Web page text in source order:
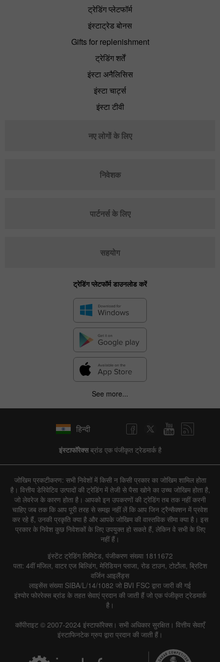
ट्रेडिंग प्लेटफॉर्म
इंस्टाट्रेड बोनस
Gifts for replenishment
ट्रेडिंग शर्तें
इंस्टा अनैलिसिस
इंस्टा चार्ट्स
इंस्टा टीवी
नए लोगों के लिए
निवेशक
पार्टनर्स के लिए
सहयोग
ट्रेडिंग प्लेटफॉर्म डाउनलोड करें
See more...
हिन्दी
इंस्टाफॉरेक्सब्रांड एक पंजीकृत ट्रेडमार्क है
जोखिम प्रकटीकरण: सभी निवेशों में किसी न किसी प्रकार का जोखिम शामिल होता
है। वित्तीय डेरिवेटिव उत्पादों की ट्रेडिंग में तेजी से पैसा खोने का उच्च जोखिम होता है,
जो लेवरेज के कारण होता है। आपको इन उपकरणों की ट्रेडिंग तब तक नहीं करनी
चाहिए जब तक कि आप पूरी तरह से समझ नहीं लें कि आप जिन ट्रैन्सैक्शन में प्रवेश
कर रहे हैं, उनकी प्रकृति क्या है और आपके जोखिम की वास्तविक सीमा क्या है। इस
प्रकार के निवेश कुछ निवेशकों के लिए उपयुक्त हो सकते हैं, लेकिन वे सभी के लिए
नहीं हैं।
इंस्टेंट ट्रेडिंग लिमिटेड, पंजीकरण संख्या 1811672
पता: 4वीं मंजिल, वाटर एज बिल्डिंग, मेरिडियन प्लाजा, रोड टाउन, टोर्टोला, ब्रिटिश
वर्जिन आइलैंड्स
लाइसेंस संख्या SIBA/L/14/1082 जो BVI FSC द्वारा जारी की गई
इंश्योर फोररेक्स ब्रांड के तहत सेवाएं प्रदान की जाती हैं जो एक पंजीकृत ट्रेडमार्क
है।
कॉपीराइट © 2007-2024 इंस्टाफॉरेक्स। सभी अधिकार सुरक्षित। वित्तीय सेवाएँ
इंस्टाफिनटेक ग्रुप द्वारा प्रदान की जाती हैं।